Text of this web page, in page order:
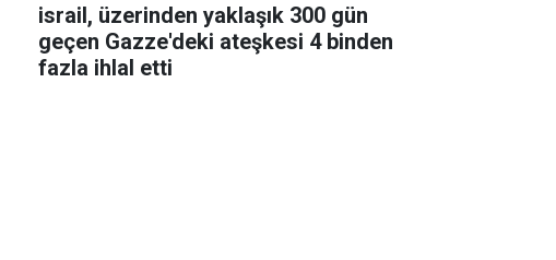
israil, üzerinden yaklaşık 300 gün
geçen Gazze'deki ateşkesi 4 binden
fazla ihlal etti